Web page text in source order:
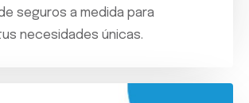
seguros a medida para
necesidades únicas.